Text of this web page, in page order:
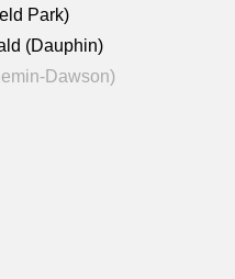
Park)
(Dauphin)
Dawson)